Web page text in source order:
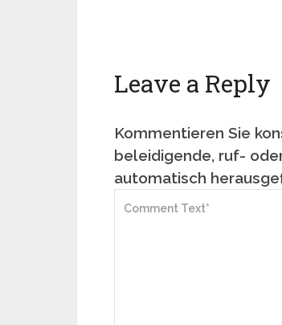
Leave a Reply
Kommentieren Sie
beleidigende, ruf-
automatisch